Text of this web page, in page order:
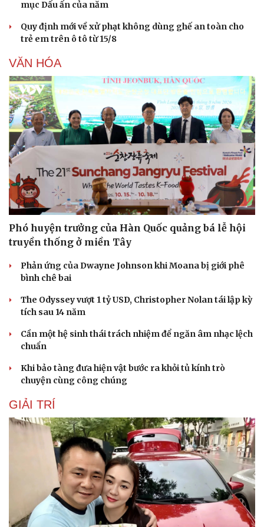
Văn hóa
Sân khấu - Điện ảnh
Giải trí
Nghệ sĩ
mục Dấu ấn của năm
Quy định mới về xử phạt không dùng ghế an toàn cho
trẻ em trên ô tô từ 15/8
VĂN HÓA
Phó huyện trưởng của Hàn Quốc quảng bá lễ hội
truyền thống ở miền Tây
Phản ứng của Dwayne Johnson khi Moana bị giới phê
bình chê bai
The Odyssey vượt 1 tỷ USD, Christopher Nolan tái lập kỳ
tích sau 14 năm
Cần một hệ sinh thái trách nhiệm để ngăn âm nhạc lệch
chuẩn
Khi bảo tàng đưa hiện vật bước ra khỏi tủ kính trò
chuyện cùng công chúng
GIẢI TRÍ